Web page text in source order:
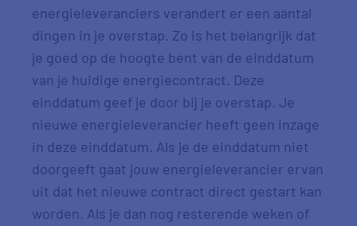
energieleveranciers verandert er een aantal
dingen in je overstap. Zo is het belangrijk dat
je goed op de hoogte bent van de einddatum
van je huidige energiecontract. Deze
einddatum geef je door bij je overstap. Je
nieuwe energieleverancier heeft geen inzage
in deze einddatum. Als je de einddatum niet
doorgeeft gaat jouw energieleverancier ervan
uit dat het nieuwe contract direct gestart kan
worden. Als je dan nog resterende weken of